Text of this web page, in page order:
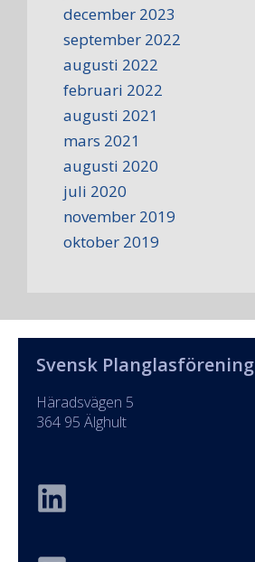
december 2023
september 2022
augusti 2022
februari 2022
augusti 2021
mars 2021
augusti 2020
juli 2020
november 2019
oktober 2019
Svensk Planglasförening
Häradsvägen 5
364 95 Älghult